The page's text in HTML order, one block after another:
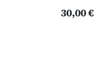
30,00 €